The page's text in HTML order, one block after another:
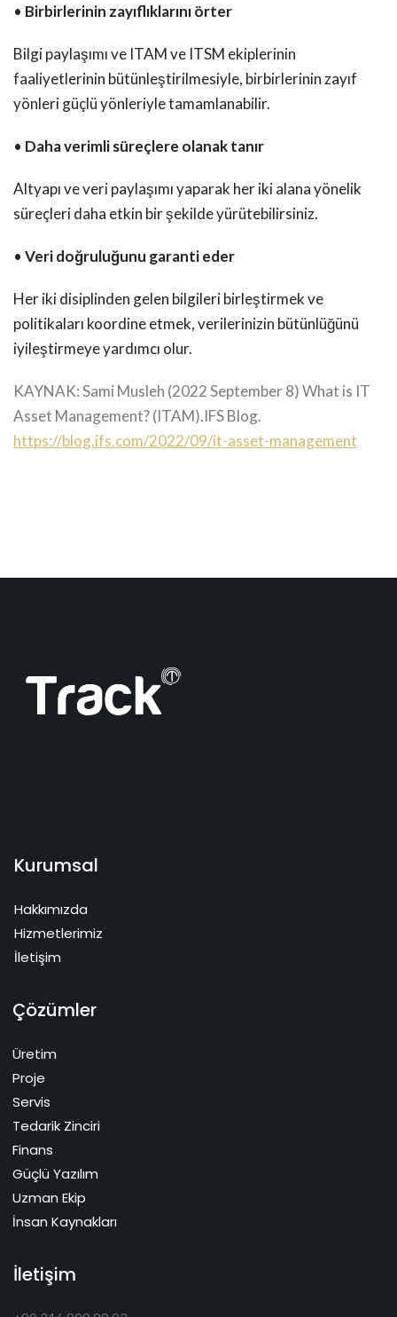
• Birbirlerinin zayıflıklarını örter
Bilgi paylaşımı ve ITAM ve ITSM ekiplerinin
faaliyetlerinin bütünleştirilmesiyle, birbirlerinin zayıf
yönleri güçlü yönleriyle tamamlanabilir.
• Daha verimli süreçlere olanak tanır
Altyapı ve veri paylaşımı yaparak her iki alana yönelik
süreçleri daha etkin bir şekilde yürütebilirsiniz.
• Veri doğruluğunu garanti eder
Her iki disiplinden gelen bilgileri birleştirmek ve
politikaları koordine etmek, verilerinizin bütünlüğünü
iyileştirmeye yardımcı olur.
KAYNAK:Sami Musleh (2022 September 8) What is IT
Asset Management? (ITAM).IFS Blog.
https://blog.ifs.com/2022/09/it-asset-management
Kurumsal
Hakkımızda
Hizmetlerimiz
İletişim
Çözümler
Üretim
Proje
Servis
Tedarik Zinciri
Finans
Güçlü Yazılım
Uzman Ekip
İnsan Kaynakları
İletişim